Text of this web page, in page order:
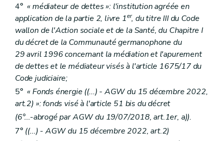
4° « médiateur de dettes »: l'institution agréée en
application de la partie 2, livre 1er, du titre III du Code
wallon de l'Action sociale et de la Santé, du Chapitre I
du décret de la Communauté germanophone du
29 avril 1996 concernant la médiation et l'apurement
de dettes et le médiateur visés à l'article 1675/17 du
Code judiciaire;
5° « Fonds énergie ((...) - AGW du 15 décembre 2022,
art.2) »: fonds visé à l'article 51 bis du décret
(6°...-abrogé par AGW du 19/07/2018, art.1er, a)).
7° ((...) - AGW du 15 décembre 2022, art.2)